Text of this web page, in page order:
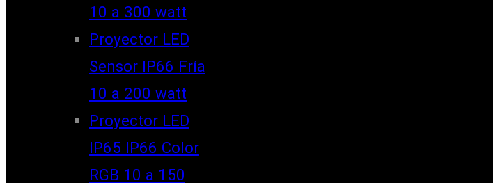
10 a 300 watt
Proyector LED
Sensor IP66 Fría
10 a 200 watt
Proyector LED
IP65 IP66 Color
RGB 10 a 150